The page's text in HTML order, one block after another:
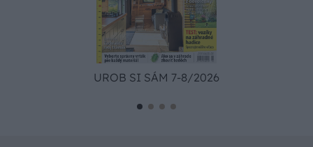
UROB SI SÁM 7-8/2026